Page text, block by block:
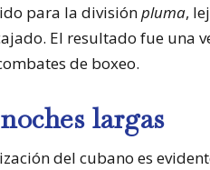
para la divisiónpluma,
El resultado fue una
de boxeo.
largas
del cubano es